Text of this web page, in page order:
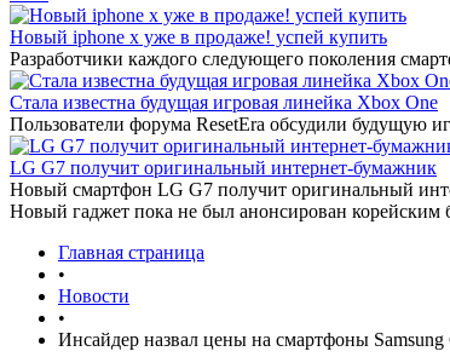
Новый iphone x уже в продаже! успей купить
Разработчики каждого следующего поколения
Стала известна будущая игровая линейка Xbox One
Пользователи форума ResetEra обсудили будущую
LG G7 получит оригинальный интернет-бумажник
Новый смартфон LG G7 получит оригинальный
Новый гаджет пока не был анонсирован корейским
Главная страница
•
Новости
•
Инсайдер назвал цены на смартфоны Samsung